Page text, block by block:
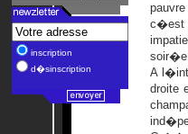
inscription
d�sinscription
c�est
A
droite